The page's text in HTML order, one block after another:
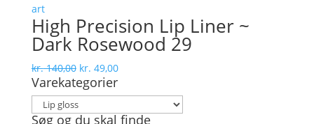
High Precision Lip Liner ~
Dark Rosewood 29
kr.140,00 Den
oprindelige
pris
var:
kr. 49,00Den
aktuelle
pris
er:
Varekategorier
Søg og du skal finde